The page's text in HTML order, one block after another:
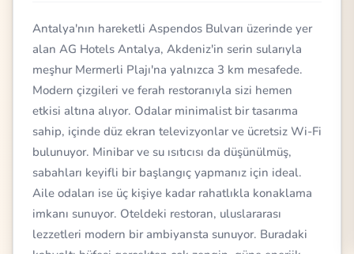
Antalya'nın hareketli Aspendos Bulvarı üzerinde yer
alan AG Hotels Antalya, Akdeniz'in serin sularıyla
meşhur Mermerli Plajı'na yalnızca 3 km mesafede.
Modern çizgileri ve ferah restoranıyla sizi hemen
etkisi altına alıyor. Odalar minimalist bir tasarıma
sahip, içinde düz ekran televizyonlar ve ücretsiz Wi-Fi
bulunuyor. Minibar ve su ısıtıcısı da düşünülmüş,
sabahları keyifli bir başlangıç yapmanız için ideal.
Aile odaları ise üç kişiye kadar rahatlıkla konaklama
imkanı sunuyor. Oteldeki restoran, uluslararası
lezzetleri modern bir ambiyansta sunuyor. Buradaki